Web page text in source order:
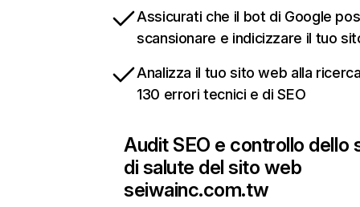
Assicurati che il bot di Google
scansionare e indicizzare il tuo
Analizza il tuo sito web alla
130 errori tecnici e di SEO
Audit SEO e controllo dello
di salute del sito web
seiwainc.com.tw